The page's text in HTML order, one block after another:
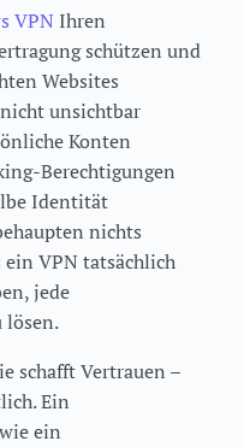
VPN Ihren
schützen und
Websites
unsichtbar
Konten
Berechtigungen
Identität
nichts
ein VPN tatsächlich
jede
lösen.
schafft Vertrauen –
Ein
ein